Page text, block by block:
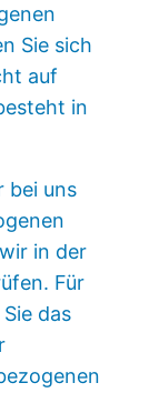
Sie sich
auf
in
bei uns
in der
Für
das